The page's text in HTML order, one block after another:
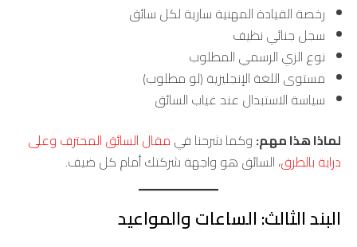
رخصة القيادة المهنية سارية لكل سائق
سجل جنائي نظيف
نوع الزي الرسمي المطلوب
مستوى اللغة الإنجليزية (لو مطلوب)
سياسة الاستبدال عند غياب السائق
لماذا هذا مهم: وكما شرحنا في مقال السائق المحترف وعلى
دراية بالطرق، السائق هو واجهة شركتك أمام كل ضيف.
البند الثالث: الساعات والمواعيد